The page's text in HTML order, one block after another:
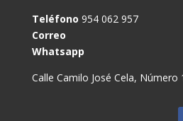
Teléfono 954 062 957
Correo
Whatsapp
Calle Camilo José Cela, Número